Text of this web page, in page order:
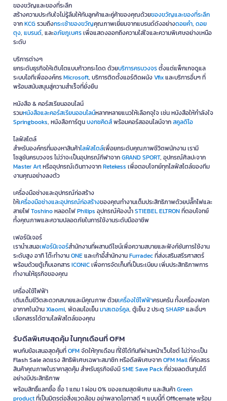
ของขวัญและของที่ระลึก
สร้างความประทับใจไม่รู้ลืมให้กับลูกค้าและคู่ค้าของคุณด้วยของขวัญและของที่ระลึก
จากKCGรวมถึงกระเช้าของขวัญคุณภาพเยี่ยมจากแบรนด์ดังอย่างดอยคำ, ดอย
ตุง, แบรนด์, และอภัยภูเบศรเพื่อแสดงออกถึงความใส่ใจและความพิเศษอย่างเหนือ
ระดับ
บริการต่างๆ
ยกระดับธุรกิจให้เติบโตแบบก้าวกระโดด ด้วยบริการครบวงจรตั้งแต่แพ็กเกจดูแล
ระบบไอทีเพื่อองค์กรMicrosoft, บริการติดตั้งแอร์ติดผนังVfixและบริการอื่นๆ ที่
พร้อมสนับสนุนสู่ความสำเร็จที่ยั่งยืน
หนังสือ & คอร์สเรียนออนไลน์
รวมหนังสือและคอร์สเรียนออนไลน์หลากหลายแนวให้เลือกจุใจ เช่น หนังสือให้กำลังใจ
Springbooks, หนังสือการ์ตูนบงกชคิดส์พร้อมคอร์สออนไลน์จากสคูลดิโอ
ไลฟ์สไตล์
สำหรับองค์กรที่มองหาสินค้าไลฟ์สไตล์เพื่อยกระดับคุณภาพชีวิตพนักงาน เรามี
โซลูชันครบวงจร ไม่ว่าจะเป็นอุปกรณ์กีฬาจากGRAND SPORT, อุปกรณ์ศิลปะจาก
Master Artหรืออุปกรณ์เดินทางจากRetekess เพื่อตอบโจทย์ทุกไลฟ์สไตล์ของทีม
งานคุณอย่างลงตัว
เครื่องมือช่างและอุปกรณ์ก่อสร้าง
ให้เครื่องมือช่างและอุปกรณ์ก่อสร้างของคุณทำงานเต็มประสิทธิภาพด้วยปลั๊กไฟและ
สายไฟToshinoหลอดไฟPhilips อุปกรณ์ห้องน้ำSTIEBEL ELTRONที่ตอบโจทย์
ทั้งคุณภาพและความปลอดภัยในการใช้งานระดับมืออาชีพ
เฟอร์นิเจอร์
เรานำเสนอเฟอร์นิเจอร์สำนักงานที่ผสานดีไซน์เพื่อความสบายและฟังก์ชันการใช้งาน
ระดับสูง อาทิ โต๊ะทำงานONEและเก้าอี้สำนักงานFurradecที่ส่งเสริมสรีรศาสตร์
พร้อมด้วยตู้เก็บเอกสารICONICเพื่อการจัดเก็บที่เป็นระเบียบ เพิ่มประสิทธิภาพการ
ทำงานให้ธุรกิจของคุณ
เครื่องใช้ไฟฟ้า
เติมเต็มชีวิตสะดวกสบายและมีคุณภาพ ด้วยเครื่องใช้ไฟฟ้าครบครัน ทั้งเครื่องฟอก
อากาศในบ้านXiaomi, พัดลมไอเย็นมาสเตอร์คูล, ตู้เย็น 2 ประตูSHARPและอื่นๆ
เลือกสรรได้ตามไลฟ์สไตล์ของคุณ
รับดีลพิเศษสุดคุ้ม ในทุกเดือนที่ OFM
พบกับข้อเสนอสุดคุ้มที่OFMจัดให้ทุกเดือน ที่ใช้ได้ทันทีผ่านหน้าเว็บไซต์ ไม่ว่าจะเป็น
Flash Sale ลดแรง สิทธิพิเศษเฉพาะสมาชิก หรือดีลพิเศษจากOFM Mallที่คัดสรร
สินค้าคุณภาพในราคาสุดคุ้ม สำหรับธุรกิจยังมีSME Save Packที่ช่วยลดต้นทุนได้
อย่างมีประสิทธิภาพ
พร้อมสิทธิ์แลกซื้อ ซื้อ 1 แถม 1 ผ่อน 0% ของแถมสุดพิเศษ และสินค้าGreen
productที่เป็นมิตรต่อสิ่งแวดล้อม อย่าพลาดโอกาสดี ๆ แบบนี้ที่ Officemate พร้อม